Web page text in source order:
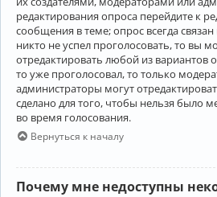
редактирования опроса перейдите к
сообщения в теме; опрос всегда
никто не успел проголосовать, то вы
отредактировать любой из вариантов
то уже проголосовал, то только
администраторы могут
сделано для того, чтобы нельзя было
во время голосования.
Вернуться к началу
Почему мне недоступны